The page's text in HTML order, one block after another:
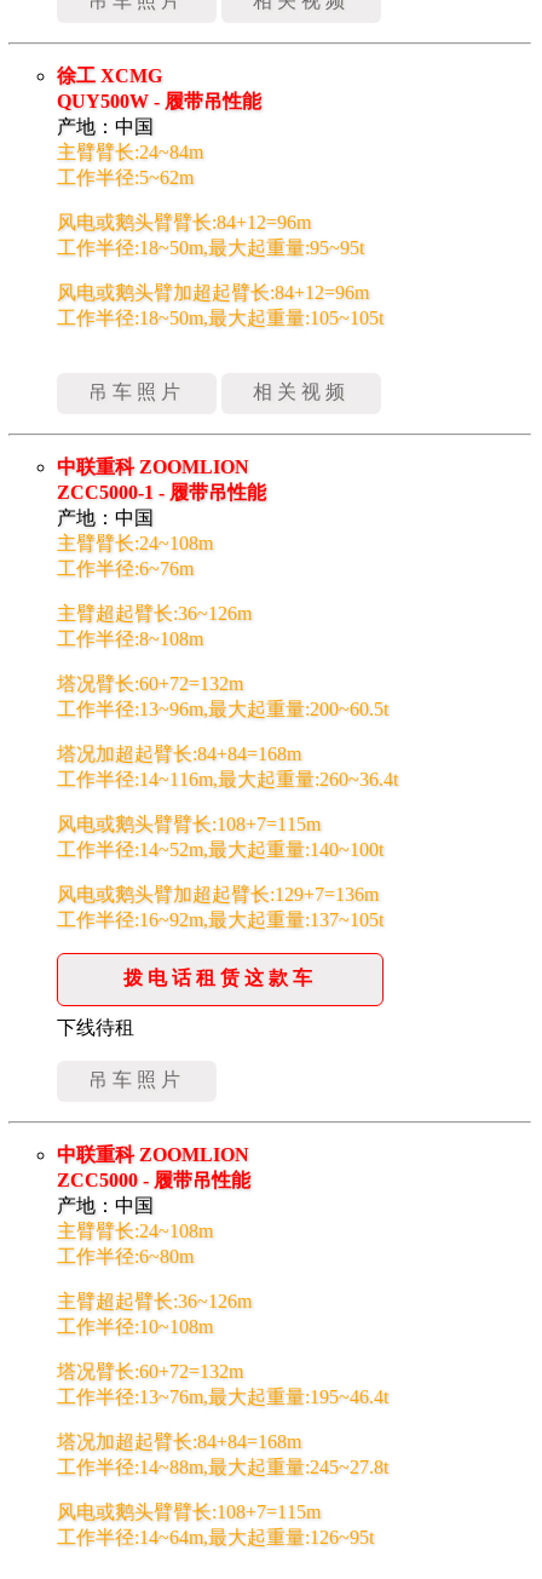
徐工 XCMG
QUY500W - 履带吊性能
产地：中国
主臂臂长:24~84m
工作半径:5~62m
风电或鹅头臂臂长:84+12=96m
工作半径:18~50m,最大起重量:95~95t
风电或鹅头臂加超起臂长:84+12=96m
工作半径:18~50m,最大起重量:105~105t
吊车照片 相关视频
中联重科 ZOOMLION
ZCC5000-1 - 履带吊性能
产地：中国
主臂臂长:24~108m
工作半径:6~76m
主臂超起臂长:36~126m
工作半径:8~108m
塔况臂长:60+72=132m
工作半径:13~96m,最大起重量:200~60.5t
塔况加超起臂长:84+84=168m
工作半径:14~116m,最大起重量:260~36.4t
风电或鹅头臂臂长:108+7=115m
工作半径:14~52m,最大起重量:140~100t
风电或鹅头臂加超起臂长:129+7=136m
工作半径:16~92m,最大起重量:137~105t
拨电话租赁这款车
下线待租
吊车照片
中联重科 ZOOMLION
ZCC5000 - 履带吊性能
产地：中国
主臂臂长:24~108m
工作半径:6~80m
主臂超起臂长:36~126m
工作半径:10~108m
塔况臂长:60+72=132m
工作半径:13~76m,最大起重量:195~46.4t
塔况加超起臂长:84+84=168m
工作半径:14~88m,最大起重量:245~27.8t
风电或鹅头臂臂长:108+7=115m
工作半径:14~64m,最大起重量:126~95t